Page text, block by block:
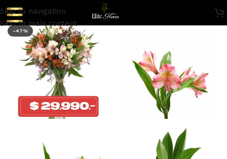
Skip to navigation
Skip to main content
-47%